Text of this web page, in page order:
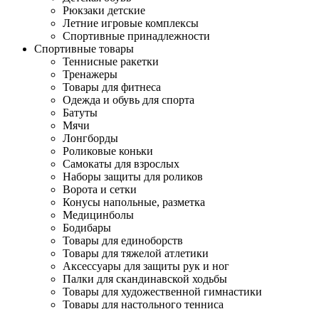
Рюкзаки детские
Летние игровые комплексы
Спортивные принадлежности
Спортивные товары
Теннисные ракетки
Тренажеры
Товары для фитнеса
Одежда и обувь для спорта
Батуты
Мячи
Лонгборды
Роликовые коньки
Самокаты для взрослых
Наборы защиты для роликов
Ворота и сетки
Конусы напольные, разметка
Медицинболы
Бодибары
Товары для единоборств
Товары для тяжелой атлетики
Аксессуары для защиты рук и ног
Палки для скандинавской ходьбы
Товары для художественной гимнастики
Товары для настольного тенниса